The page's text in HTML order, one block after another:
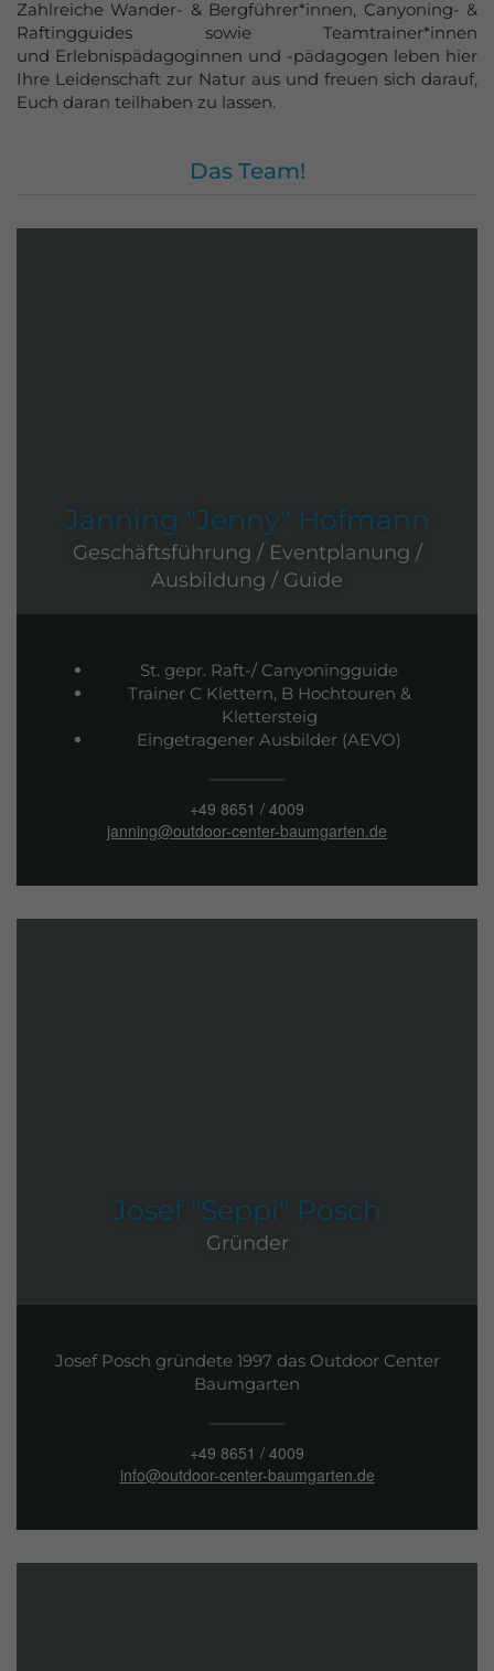
Azubi-Events
Gutscheine
kaufen
Zahlreiche Wander- & Bergführer*innen, Canyoning- &
Raftingguides sowie Teamtrainer*innen
und Erlebnispädagoginnen und -pädagogen leben hier
Ihre Leidenschaft zur Natur aus und freuen sich darauf,
Euch daran teilhaben zu lassen.
Das Team!
Janning "Jenny" Hofmann
Geschäftsführung / Eventplanung /
Ausbildung / Guide
St. gepr. Raft-/ Canyoningguide
Trainer C Klettern, B Hochtouren &
Klettersteig
Eingetragener Ausbilder (AEVO)
+49 8651 / 4009
janning@outdoor-center-baumgarten.de
Josef "Seppi" Posch
Gründer
Josef Posch gründete 1997 das Outdoor Center
Baumgarten
+49 8651 / 4009
info@outdoor-center-baumgarten.de